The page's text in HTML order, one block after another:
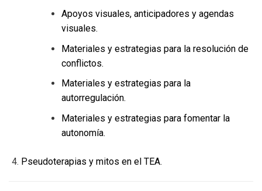
Apoyos visuales, anticipadores y agendas
visuales.
Materiales y estrategias para la resolución de
conflictos.
Materiales y estrategias para la
autorregulación.
Materiales y estrategias para fomentar la
autonomía.
Pseudoterapias y mitos en el TEA.